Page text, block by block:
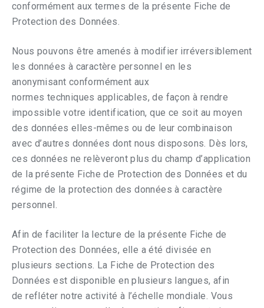
conformément aux termes de la présente Fiche de
Protection des Données.
Nous pouvons être amenés à modifier irréversiblement
les données à caractère personnel en les
anonymisant conformément aux
normes techniques applicables, de façon à rendre
impossible votre identification, que ce soit au moyen
des données elles-mêmes ou de leur combinaison
avec d’autres données dont nous disposons. Dès lors,
ces données ne relèveront plus du champ d’application
de la présente Fiche de Protection des Données et du
régime de la protection des données à caractère
personnel.
Afin de faciliter la lecture de la présente Fiche de
Protection des Données, elle a été divisée en
plusieurs sections. La Fiche de Protection des
Données est disponible en plusieurs langues, afin
de refléter notre activité à l’échelle mondiale. Vous